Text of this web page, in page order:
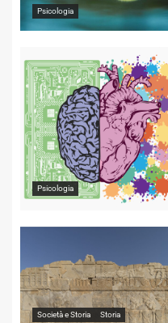
Psicologia
Psicologia
Società e Storia Storia